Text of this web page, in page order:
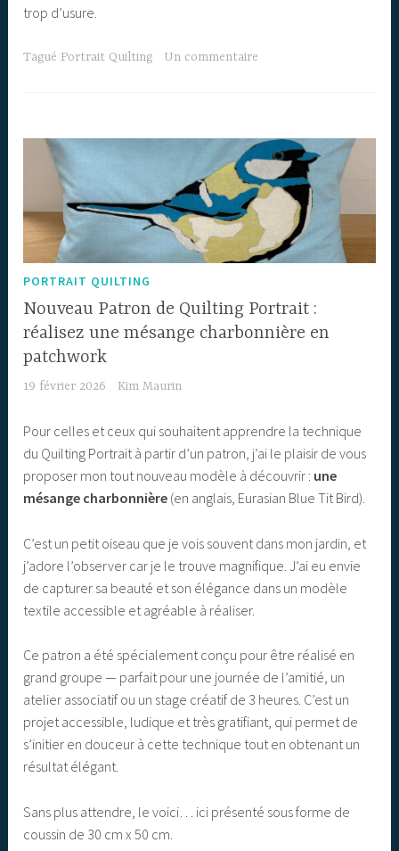
trop d’usure.
Tagué Portrait Quilting Un commentaire
PORTRAIT QUILTING
Nouveau Patron de Quilting Portrait :
réalisez une mésange charbonnière en
patchwork
19 février 2026 Kim Maurin
Pour celles et ceux qui souhaitent apprendre la technique
du Quilting Portrait à partir d’un patron, j’ai le plaisir de vous
proposer mon tout nouveau modèle à découvrir : une
mésange charbonnière (en anglais, Eurasian Blue Tit Bird).
C’est un petit oiseau que je vois souvent dans mon jardin, et
j’adore l’observer car je le trouve magnifique. J’ai eu envie
de capturer sa beauté et son élégance dans un modèle
textile accessible et agréable à réaliser.
Ce patron a été spécialement conçu pour être réalisé en
grand groupe — parfait pour une journée de l’amitié, un
atelier associatif ou un stage créatif de 3 heures. C’est un
projet accessible, ludique et très gratifiant, qui permet de
s’initier en douceur à cette technique tout en obtenant un
résultat élégant.
Sans plus attendre, le voici… ici présenté sous forme de
coussin de 30 cm x 50 cm.